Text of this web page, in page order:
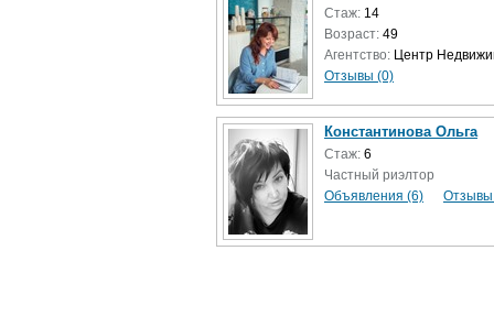
Стаж: 14
Возраст: 49
Агентство: Центр
Отзывы (0)
Константинова Ольга
Стаж: 6
Частный риэлтор
Объявления (6)
Отзывы